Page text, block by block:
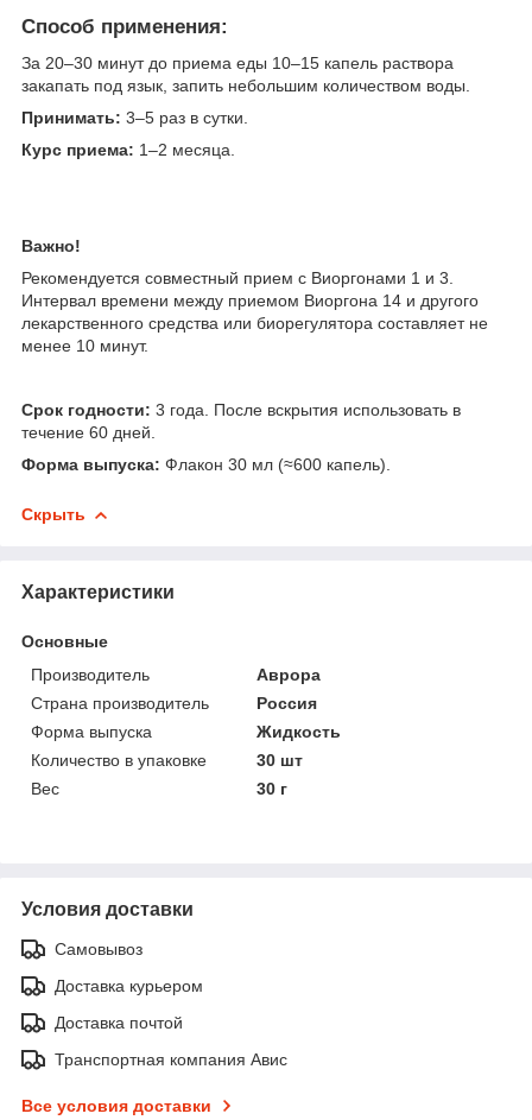
Способ применения:
За 20–30 минут до приема еды 10–15 капель раствора
закапать под язык, запить небольшим количеством воды.
​Принимать: 3–5 раз в сутки.
​Курс приема: 1–2 месяца.
Важно!
Рекомендуется совместный прием с Виоргонами 1 и 3.
Интервал времени между приемом Виоргона 14 и другого
лекарственного средства или биорегулятора составляет не
менее 10 минут.
Срок годности: 3 года. После вскрытия использовать в
течение 60 дней.
Форма выпуска: Флакон 30 мл (≈600 капель).
Скрыть
Характеристики
Основные
Производитель
Аврора
Страна производитель
Россия
Форма выпуска
Жидкость
Количество в упаковке
30 шт
Вес
30 г
Условия доставки
Самовывоз
Доставка курьером
Доставка почтой
Транспортная компания Авис
Все условия доставки